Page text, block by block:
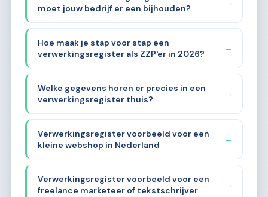
moet jouw bedrijf er een bijhouden?
→
Hoe maak je stap voor stap een
verwerkingsregister als ZZP'er in 2026?
→
Welke gegevens horen er precies in een
verwerkingsregister thuis?
→
Verwerkingsregister voorbeeld voor een
kleine webshop in Nederland
→
Verwerkingsregister voorbeeld voor een
freelance marketeer of tekstschrijver
→